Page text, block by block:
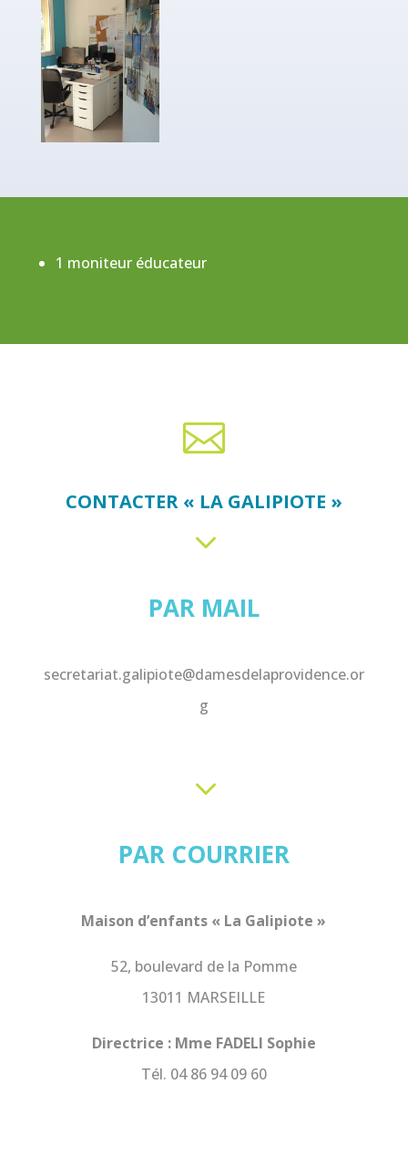
1 moniteur éducateur

CONTACTER « LA GALIPIOTE »
3
PAR MAIL
secretariat.galipiote@damesdelaprovidence.or
g
3
PAR COURRIER
Maison d’enfants « La Galipiote »
52, boulevard de la Pomme
13011 MARSEILLE
Directrice : Mme FADELI Sophie
Tél. 04 86 94 09 60